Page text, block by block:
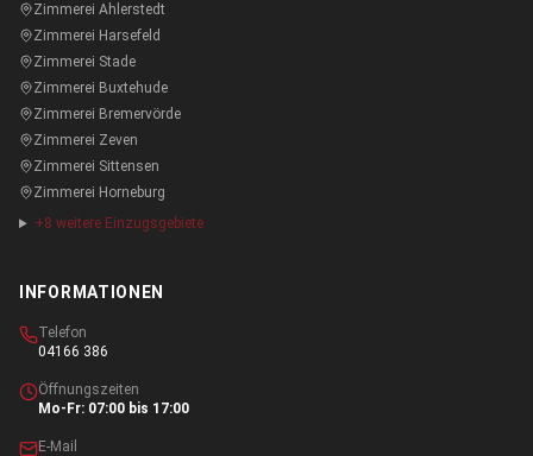
Zimmerei Ahlerstedt
Zimmerei Harsefeld
Zimmerei Stade
Zimmerei Buxtehude
Zimmerei Bremervörde
Zimmerei Zeven
Zimmerei Sittensen
Zimmerei Horneburg
+8 weitere Einzugsgebiete
INFORMATIONEN
Telefon
04166 386
Öffnungszeiten
Mo-Fr: 07:00 bis 17:00
E-Mail